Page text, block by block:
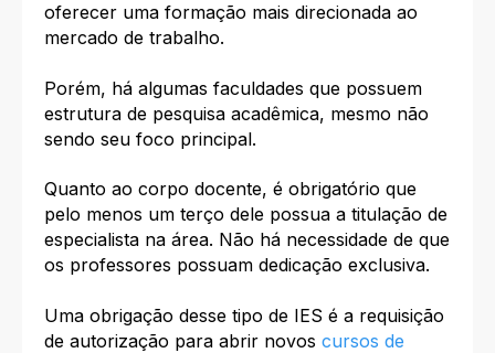
oferecer uma formação mais direcionada ao
mercado de trabalho.
Porém, há algumas faculdades que possuem
estrutura de pesquisa acadêmica, mesmo não
sendo seu foco principal.
Quanto ao corpo docente, é obrigatório que
pelo menos um terço dele possua a titulação de
especialista na área. Não há necessidade de que
os professores possuam dedicação exclusiva.
Uma obrigação desse tipo de IES é a requisição
de autorização para abrir novos cursos de